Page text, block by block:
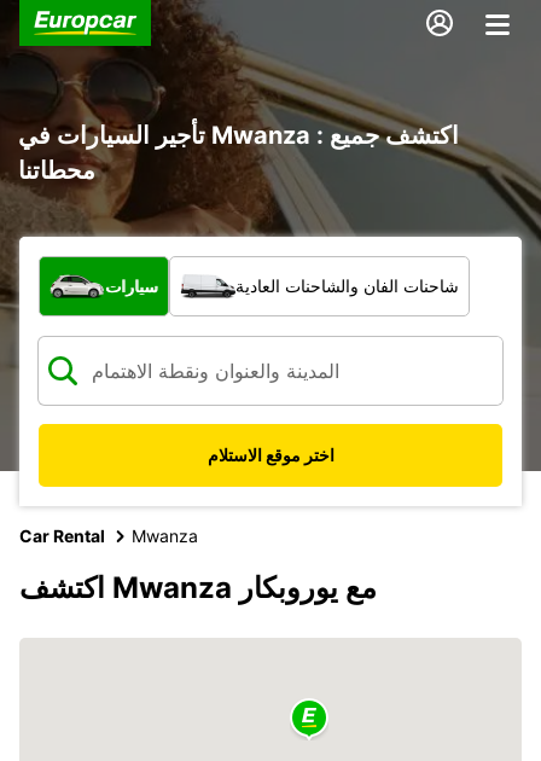
تأجير السيارات في Mwanza : اكتشف جميع
محطاتنا
ما نوع المركبة؟
سيارات شاحنات الفان والشاحنات العادية
اختر موقع الاستلام
Car Rental Mwanza
اكتشف Mwanza مع يوروبكار